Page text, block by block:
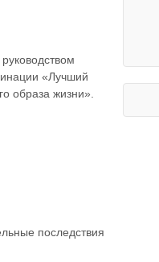
«Лучший
образа жизни».
последствия